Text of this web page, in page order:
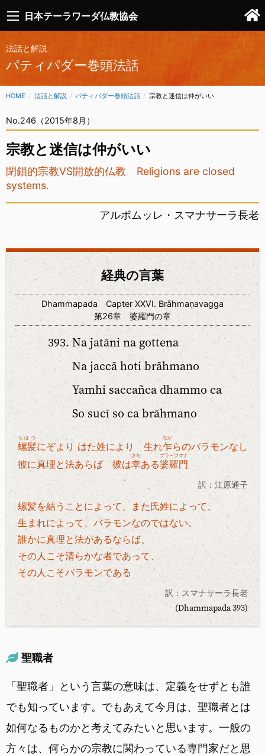
日本テーラワーダ仏教協会
法話と解説
パティパダー巻頭法話
HOME 法話と解説 パティパダー巻頭法話 CURRENT:
宗教と迷信は仲がいい
No.246（2015年8月）
宗教と迷信は仲がいい
閉鎖的宗教VS開放的仏教 Religions are closed
systems.
アルボムッレ・スマナサーラ長老
経典の言葉
Dhammapada Capter XXVI. Brāhmaṇavagga
第26章 婆羅門の章
Na jatāni na gottena
Na jaccā hoti brāhmano
Yamhi saccañca dhammo ca
So sucī so ca brāhmano
螺髪
らほつ
にぞより はた姓により 生れ乍
なが
らのバラモンなし
彼に真理と法あらば 彼は幸
さち
ある婆羅門
ブラーフマナ
訳：江原通子
螺髪を結うことによって、また氏姓によって、
生まれによって、バラモンなのではない。
誰かに真理と法があるならば、
その人こそ清らかな者であって、
その人こそバラモンである
訳：スマナサーラ長老
(Dhammapada 393)
聖職者
「聖職者」という言葉の意味は、定義をせずとも誰
でも知っています。でもあえて今月は、聖職者とは
如何なるものかと考えてみたいと思います。一般の
方々は、何らかの宗教に関わっている専門家だと思